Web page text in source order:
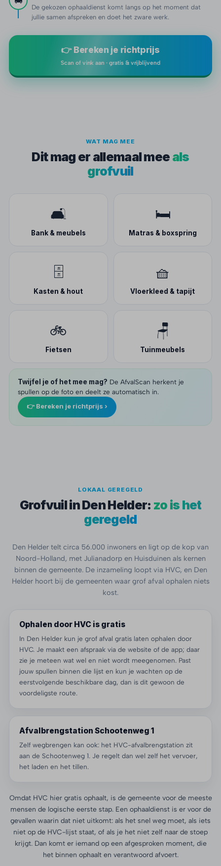
De gekozen ophaaldienst komt langs op het moment dat
jullie samen afspreken en doet het zware werk.
👉 Bereken je richtprijs
Scan of vink aan · gratis & vrijblijvend
WAT MAG MEE
Dit mag er allemaal mee als
grofvuil
🛋️
Bank & meubels
🛏️
Matras & boxspring
🗄️
Kasten & hout
🧺
Vloerkleed & tapijt
🚲
Fietsen
🪑
Tuinmeubels
Twijfel je of het mee mag? De AfvalScan herkent je
spullen op de foto en deelt ze automatisch in.
👉 Bereken je richtprijs ›
LOKAAL GEREGELD
Grofvuil in Den Helder: zo is het
geregeld
Den Helder telt circa 56.000 inwoners en ligt op de kop van
Noord-Holland, met Julianadorp en Huisduinen als kernen
binnen de gemeente. De inzameling loopt via HVC, en Den
Helder hoort bij de gemeenten waar grof afval ophalen niets
kost.
Ophalen door HVC is gratis
In Den Helder kun je grof afval gratis laten ophalen door
HVC. Je maakt een afspraak via de website of de app; daar
zie je meteen wat wel en niet wordt meegenomen. Past
jouw spullen binnen die lijst en kun je wachten op de
eerstvolgende beschikbare dag, dan is dit gewoon de
voordeligste route.
Afvalbrengstation Schootenweg 1
Zelf wegbrengen kan ook: het HVC-afvalbrengstation zit
aan de Schootenweg 1. Je regelt dan wel zelf het vervoer,
het laden en het tillen.
Omdat HVC hier gratis ophaalt, is de gemeente voor de meeste
mensen de logische eerste stap. Een ophaaldienst is er voor de
gevallen waarin dat niet uitkomt: als het snel weg moet, als iets
niet op de HVC-lijst staat, of als je het niet zelf naar de stoep
krijgt. Dan komt er iemand op een afgesproken moment, die
het binnen ophaalt en verantwoord afvoert.